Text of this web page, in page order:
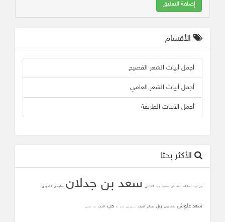
إضافة التعليق
الأقسام
أجمل أبيات الشعر الفصيح
أجمل أبيات الشعر العامي
أجمل الأبيات الطريفة
الأكثر بحثا
وأني دعوت أصابك أصابك عشق لما تلاقينا يا عيد المتنبي سعد بن جدلان سليمان الشاردي
سعد علوش سلطان الهاجري زعل صباح الغياب محمد علي جنيدي المحبه ثقه حب الحب زانت الشافعي